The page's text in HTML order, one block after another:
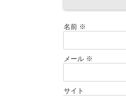
名前 ※
メール ※
サイト